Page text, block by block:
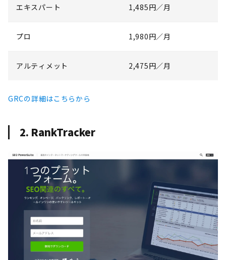
エキスパート 1,485円／月
プロ 1,980円／月
アルティメット 2,475円／月
GRCの詳細はこちらから
2. RankTracker